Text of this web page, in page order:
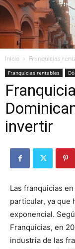
Inicio Franquicias
Franquicias rentables
invertir
Las franquicias
particular, ya que
exponencial.
Franquicias, en
industria de las